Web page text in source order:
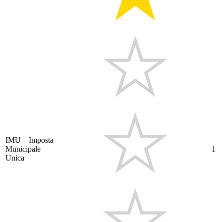
IMU – Imposta
Municipale
Unica
1